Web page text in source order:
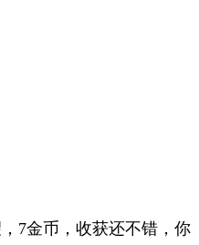
7金币，收获还不错，你